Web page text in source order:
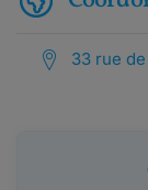
33 rue